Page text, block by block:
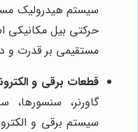
سیستم هیدرولیک
حرکتی بیل مکانیکی
مستقیمی بر قدرت و
قطعات برقی و
گاورنر، سنسورها،
سیستم برقی و